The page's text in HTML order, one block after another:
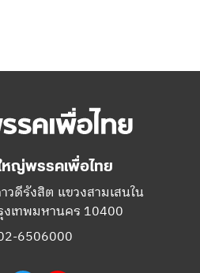
หญ่พรรคเพื่อไทย
วดีรังสิต แขวงสามเสนใน
เทพมหานคร 10400
6506000